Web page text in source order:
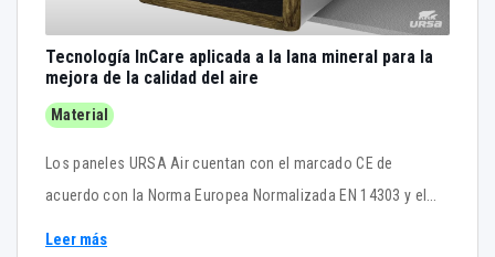
Tecnología InCare aplicada a la lana mineral para la
mejora de la calidad del aire
Material
Los paneles URSA Air cuentan con el marcado CE de
acuerdo con la Norma Europea Normalizada EN 14303 y el
Leer más